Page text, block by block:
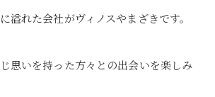
溢れた会社がヴィノスやまざきです。
思いを持った方々との出会いを楽しみ